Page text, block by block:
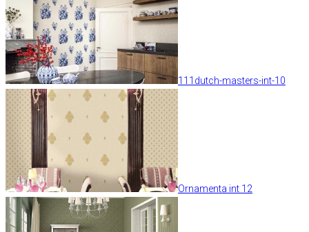
111dutch-masters-int-10
Ornamenta int 12